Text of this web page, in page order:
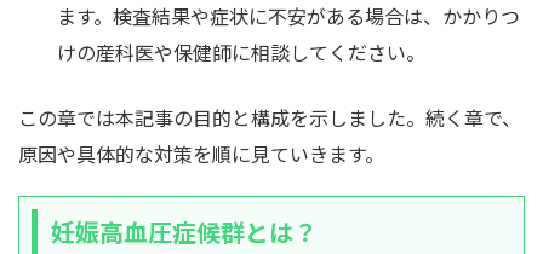
ます。検査結果や症状に不安がある場合は、かかりつ
けの産科医や保健師に相談してください。
この章では本記事の目的と構成を示しました。続く章で、
原因や具体的な対策を順に見ていきます。
妊娠高血圧症候群とは？